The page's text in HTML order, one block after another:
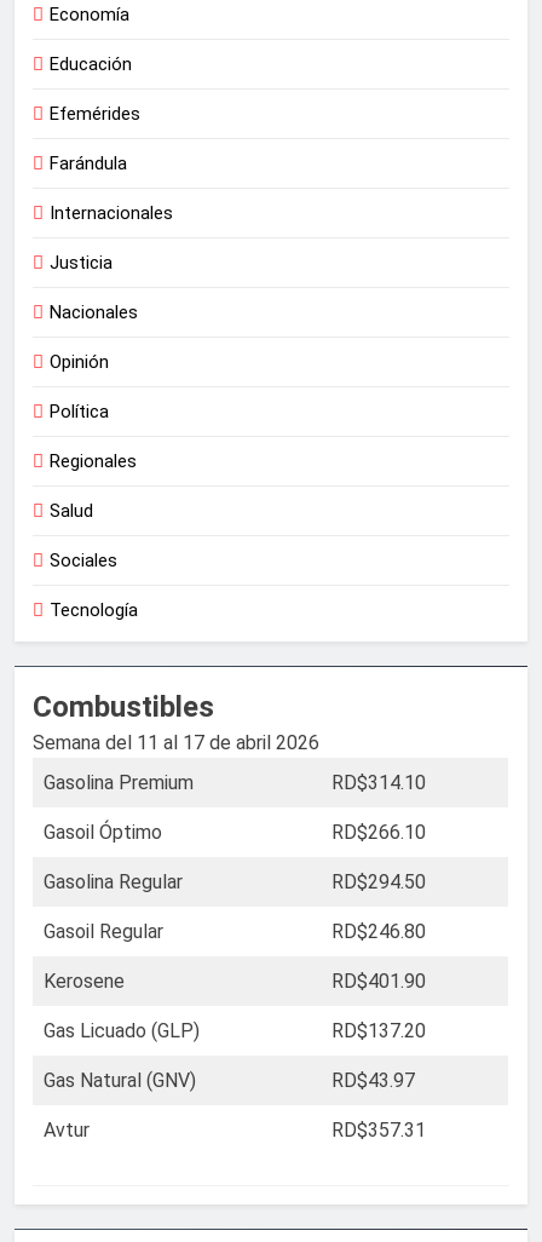
Economía
Educación
Efemérides
Farándula
Internacionales
Justicia
Nacionales
Opinión
Política
Regionales
Salud
Sociales
Tecnología
Combustibles
Semana del 11 al 17 de abril 2026
Gasolina Premium
RD$314.10
Gasoil Óptimo RD$266.10
Gasolina Regular RD$294.50
Gasoil Regular RD$246.80
Kerosene RD$401.90
Gas Licuado (GLP) RD$137.20
Gas Natural (GNV) RD$43.97
Avtur RD$357.31